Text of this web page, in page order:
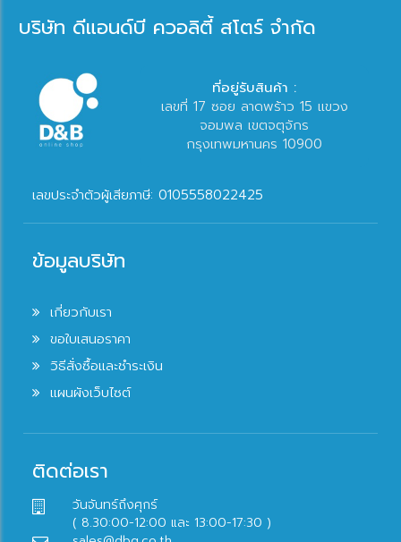
บริษัท ดีแอนด์บี ควอลิตี้ สโตร์ จำกัด
ที่อยู่รับสินค้า :
เลขที่ 17 ซอย ลาดพร้าว 15 แขวง
จอมพล เขตจตุจักร
กรุงเทพมหานคร 10900
เลขประจำตัวผู้เสียภาษี: 0105558022425
ข้อมูลบริษัท
เกี่ยวกับเรา
ขอใบเสนอราคา
วิธีสั่งซื้อและชำระเงิน
แผนผังเว็บไซต์
ติดต่อเรา
วันจันทร์ถึงศุกร์
( 8.30:00-12:00 และ 13:00-17:30 )